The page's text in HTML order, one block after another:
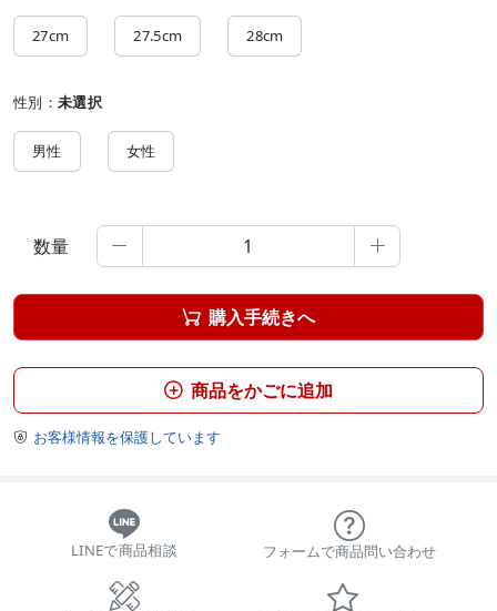
27cm 27.5cm 28cm
性別： 未選択
男性 女性
数量  
 購入手続きへ
 商品をかごに追加
 お客様情報を保護しています
LINEで商品相談 フォームで商品問い合わせ